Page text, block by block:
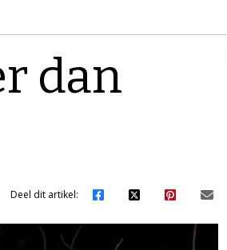
dan
Deel dit artikel: